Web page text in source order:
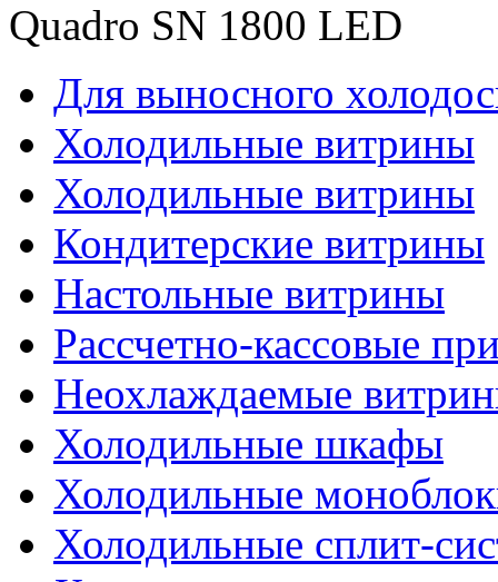
Quadro SN 1800 LED
Для выносного
Холодильные витрины
Холодильные витрины
Кондитерские витрины
Настольные витрины
Рассчетно-кассовые
Неохлаждаемые
Холодильные шкафы
Холодильные
Холодильные сплит-